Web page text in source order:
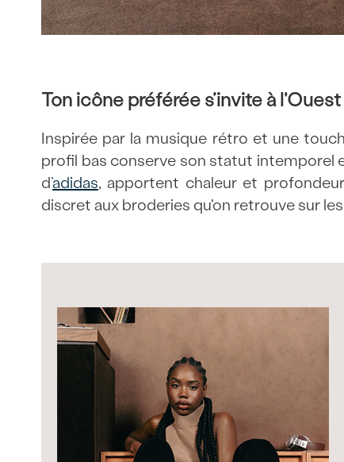
Ton icône préférée s’invite à l'Ouest
Inspirée par la musique rétro et une
profil bas conserve son statut intemporel
d’adidas, apportent chaleur et
discret aux broderies qu'on retrouve sur